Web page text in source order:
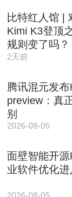
比特红人馆 |
Kimi K3登顶
规则变了吗？
2天前
腾讯混元发
preview：真
别
2026-08-05
面壁智能开
业软件优化
2026-08-05